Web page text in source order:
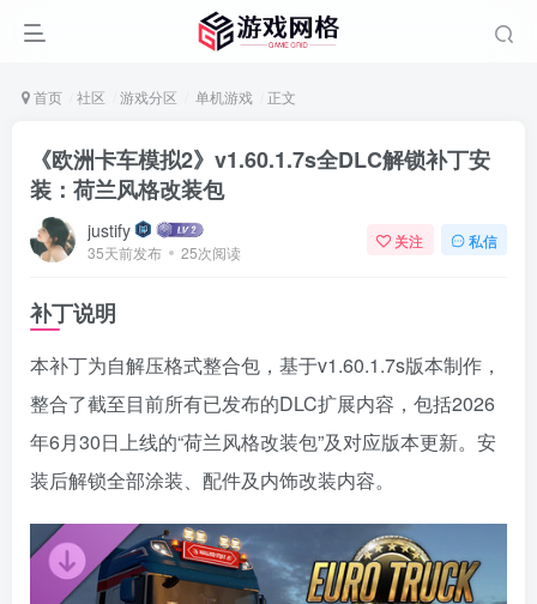
首页 社区 游戏分区 单机游戏 正文
《欧洲卡车模拟2》v1.60.1.7s全DLC解锁补丁安
装：荷兰风格改装包
justify
35天前发布 25次阅读
关注 私信
补丁说明
本补丁为自解压格式整合包，基于v1.60.1.7s版本制作，
整合了截至目前所有已发布的DLC扩展内容，包括2026
年6月30日上线的“荷兰风格改装包”及对应版本更新。安
装后解锁全部涂装、配件及内饰改装内容。